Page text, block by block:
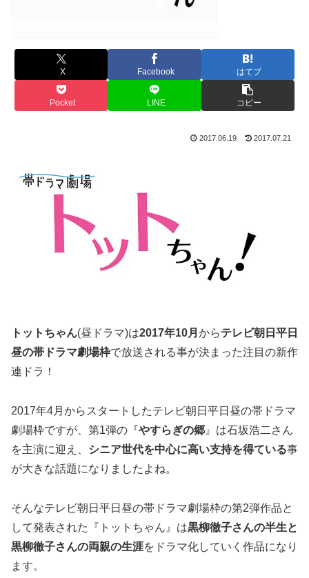
X Facebook はてブ
Pocket LINE コピー
2017.06.19 2017.07.21
トットちゃん(昼ドラマ)は2017年10月 からテレビ朝日平日
昼の帯ドラマ劇場枠で放送される事が決まった注目の新作
連ドラ！
2017年4月からスタートしたテレビ朝日平日昼の帯ドラマ
劇場枠ですが、第1弾の『やすらぎの郷 』は石坂浩二さん
を主演に迎え、 シニア世代を中心に高い支持を得ている事
が大きな話題になりましたよね。
そんなテレビ朝日平日昼の帯ドラマ劇場枠の第2弾作品と
して発表された『トットちゃん』は黒柳徹子さんの半生と
黒柳徹子さんの両親の生涯をドラマ化していく作品になり
ます。